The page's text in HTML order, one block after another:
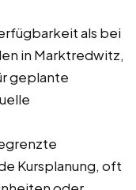
als bei
in Marktredwitz,
geplante
Kursplanung, oft